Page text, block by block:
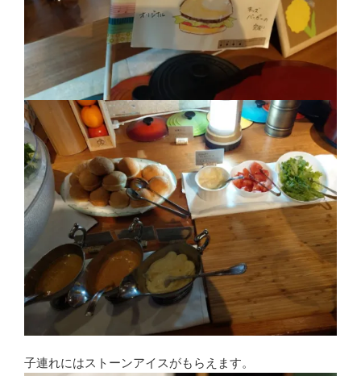
子連れにはストーンアイスがもらえます。